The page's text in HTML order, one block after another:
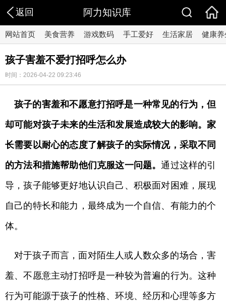
返回 阿力知识库
网站首页 美食营养 游戏数码 手工爱好 生活家居 健康养
孩子害羞不爱打招呼怎么办
时间：2026-04-22 09:23:46
孩子的害羞和不愿意打招呼是一种常见的行为，但
却可能对孩子未来的生活和发展造成较大的影响。家
长需要以耐心的态度了解孩子的实际情况，采取不同
的方法和措施帮助他们克服这一问题。通过这样的引
导，孩子能够更好地认识自己、积极面对困难，展现
自己的特长和能力，最终成为一个自信、有能力的个
体。
对于孩子而言，面对陌生人或人数众多的场合，害
羞、不愿意主动打招呼是一种较为普遍的行为。这种
行为可能源于孩子的性格、环境、经历和心理等多方